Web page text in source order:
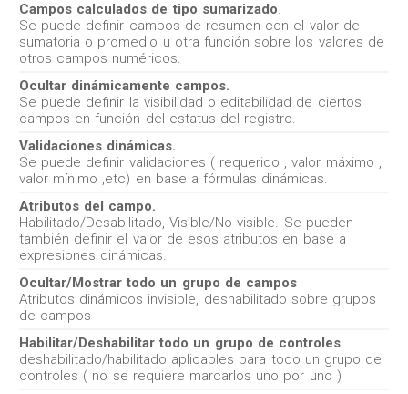
Campos calculados de tipo sumarizado.
Se puede definir campos de resumen con el valor de
sumatoria o promedio u otra función sobre los valores de
otros campos numéricos.
Ocultar dinámicamente campos.
Se puede definir la visibilidad o editabilidad de ciertos
campos en función del estatus del registro.
Validaciones dinámicas.
Se puede definir validaciones ( requerido , valor máximo ,
valor mínimo ,etc) en base a fórmulas dinámicas.
Atributos del campo.
Habilitado/Desabilitado, Visible/No visible. Se pueden
también definir el valor de esos atributos en base a
expresiones dinámicas.
Ocultar/Mostrar todo un grupo de campos
Atributos dinámicos invisible, deshabilitado sobre grupos
de campos
Habilitar/Deshabilitar todo un grupo de controles
deshabilitado/habilitado aplicables para todo un grupo de
controles ( no se requiere marcarlos uno por uno )